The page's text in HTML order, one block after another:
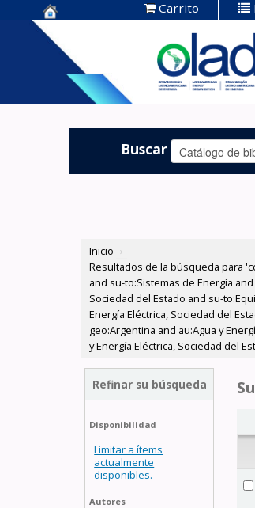
Centro de
Documentación
OLADE -
Carrito
Buscar
Inicio ›
Resultados de la búsqueda para
and su-to:Sistemas de Energía
Sociedad del Estado and su-
Energía Eléctrica, Sociedad del
geo:Argentina and au:Agua y
y Energía Eléctrica, Sociedad del
Refinar su búsqueda
Disponibilidad
Limitar a ítems
actualmente
disponibles.
Autores